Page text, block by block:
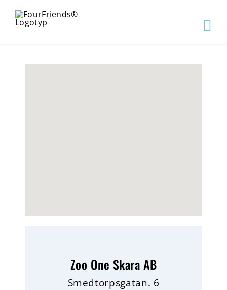
Zoo One Skara AB
Smedtorpsgatan. 6